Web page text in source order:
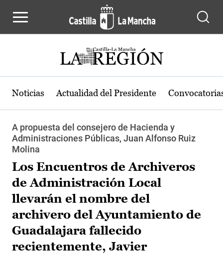
Noticias Actualidad del Presidente
A propuesta del consejero de Hacienda y
Administraciones Públicas, Juan Alfonso Ruiz
Molina
Los Encuentros de Archiveros
de Administración Local
llevarán el nombre del
archivero del Ayuntamiento de
Guadalajara fallecido
recientemente, Javier